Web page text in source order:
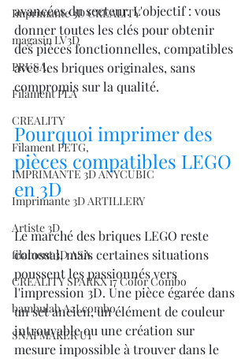
Imprimante 3D CREALITY
magasin LV3D
PRUSA,
Filament PLA
CREALITY
Filament PETG,
IMPRIMANTE 3D ANYCUBIC
Imprimante 3D ARTILLERY
Artiste 3D
filament 3D ASA
CREALITY SPARKX i7 Color Combo
bambulab A2Lcombo
SNAPMAKER U1
avancées du secteur. L'objectif : vous
donner toutes les clés pour obtenir
des pièces fonctionnelles, compatibles
avec les briques originales, sans
compromis sur la qualité.
Pourquoi imprimer des
pièces compatibles LEGO
en 3D
Le marché des briques LEGO reste
colossal, mais certaines situations
poussent les passionnés vers
l'impression 3D. Une pièce égarée dans
un set ancien, un élément de couleur
introuvable ou une création sur
mesure impossible à trouver dans le